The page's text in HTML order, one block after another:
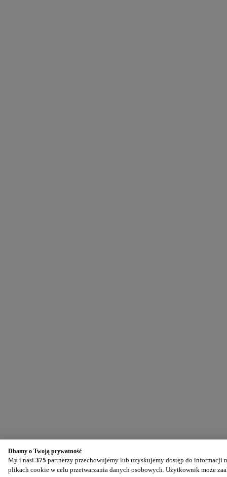
Dbamy o Twoją prywatność
My i nasi 375 partnerzy przechowujemy lub uzyskujemy dostęp do
plikach cookie w celu przetwarzania danych osobowych. Użytkownik może